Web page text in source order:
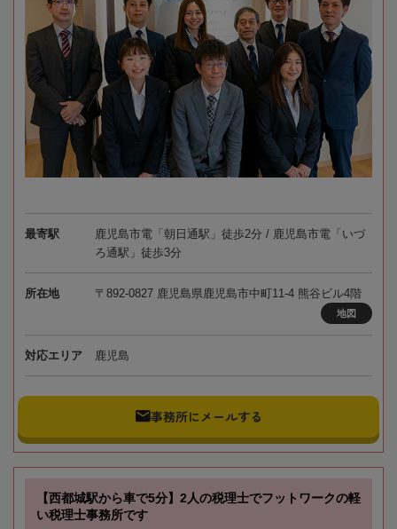
最寄駅
鹿児島市電「朝日通駅」徒歩2分 / 鹿児島市電「いづ
ろ通駅」徒歩3分
所在地 〒892-0827 鹿児島県鹿児島市中町11-4 熊谷ビル4階
地図
対応エリア 鹿児島
事務所にメールする
【西都城駅から車で5分】2人の税理士でフットワークの軽
い税理士事務所です